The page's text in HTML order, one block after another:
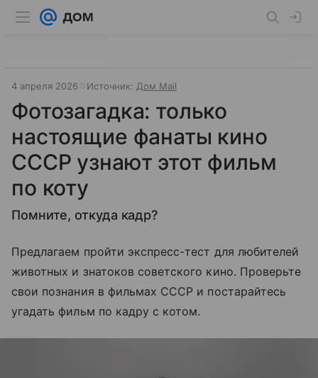
4 апреля 2026 Источник: Дом Mail
Фотозагадка: только
настоящие фанаты кино
СССР узнают этот фильм
по коту
Помните, откуда кадр?
Предлагаем пройти экспресс-тест для любителей
животных и знатоков советского кино. Проверьте
свои познания в фильмах СССР и постарайтесь
угадать фильм по кадру с котом.